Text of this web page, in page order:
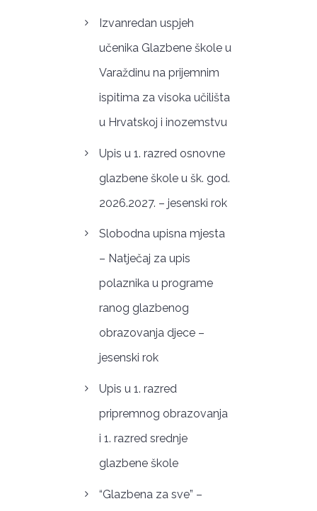
Izvanredan uspjeh
učenika Glazbene škole u
Varaždinu na prijemnim
ispitima za visoka učilišta
u Hrvatskoj i inozemstvu
Upis u 1. razred osnovne
glazbene škole u šk. god.
2026.2027. – jesenski rok
Slobodna upisna mjesta
– Natječaj za upis
polaznika u programe
ranog glazbenog
obrazovanja djece –
jesenski rok
Upis u 1. razred
pripremnog obrazovanja
i 1. razred srednje
glazbene škole
“Glazbena za sve” –